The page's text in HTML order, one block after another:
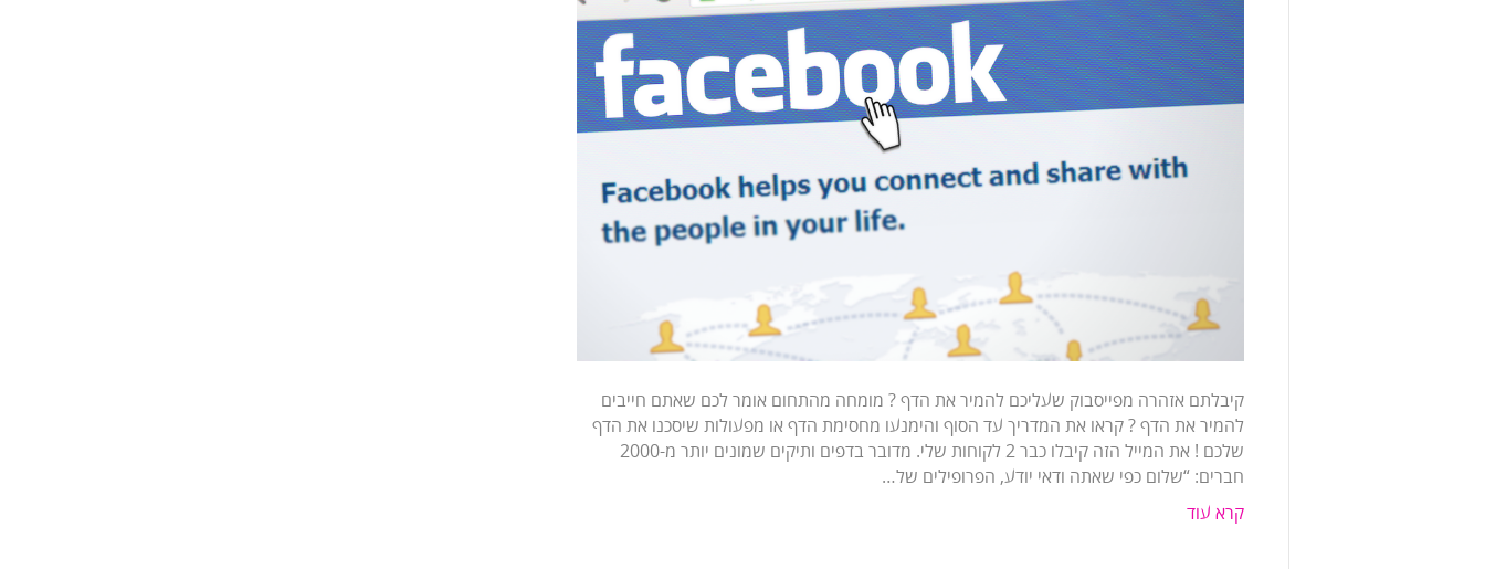
קיבלתם אזהרה מפייסבוק שעליכם להמיר את הדף ? מומחה מהתחום אומר לכם שאתם חייבים
להמיר את הדף ? קראו את המדריך עד הסוף והימנעו מחסימת הדף או מפעולות שיסכנו את הדף
שלכם ! את המייל הזה קיבלו כבר 2 לקוחות שלי. מדובר בדפים ותיקים שמונים יותר מ-2000
חברים: “שלום כפי שאתה ודאי יודע, הפרופילים של…
קרא עוד